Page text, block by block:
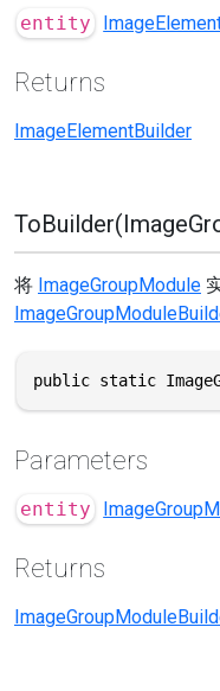
entity
Returns
ImageElementBuilder
将 ImageGroupModule
public static
Parameters
entity
Returns